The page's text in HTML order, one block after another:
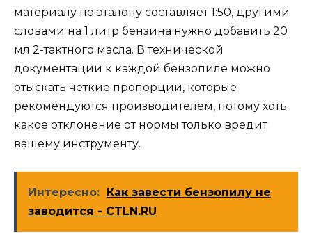
материалу по эталону составляет 1:50, другими
словами на 1 литр бензина нужно добавить 20
мл 2-тактного масла. В технической
документации к каждой бензопиле можно
отыскать четкие пропорции, которые
рекомендуются производителем, потому хоть
какое отклонение от нормы только вредит
вашему инструменту.
Интересно: Как завести бензопилу не
заводится - CTLN.RU